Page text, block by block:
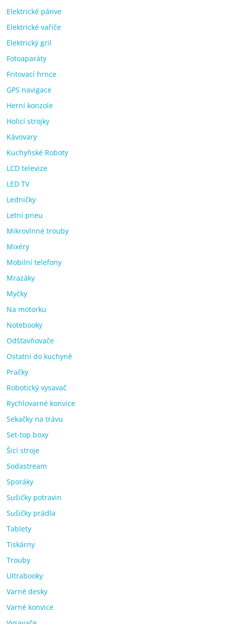
Elektrické pánve
Elektrické vařiče
Elektrický gril
Fotoaparáty
Fritovací hrnce
GPS navigace
Herní konzole
Holicí strojky
Kávovary
Kuchyňské Roboty
LCD televize
LED TV
Ledničky
Letní pneu
Mikrovlnné trouby
Mixéry
Mobilní telefony
Mrazáky
Myčky
Na motorku
Notebooky
Odšťavňovače
Ostatní do kuchyně
Pračky
Robotický vysavač
Rychlovarné konvice
Sekačky na trávu
Set-top boxy
Šicí stroje
Sodastream
Sporáky
Sušičky potravin
Sušičky prádla
Tablety
Tiskárny
Trouby
Ultrabooky
Varné desky
Varné konvice